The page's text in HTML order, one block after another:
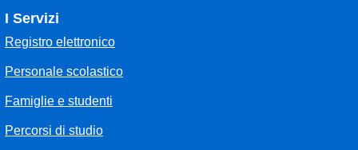
I Servizi
Registro elettronico
Personale scolastico
Famiglie e studenti
Percorsi di studio